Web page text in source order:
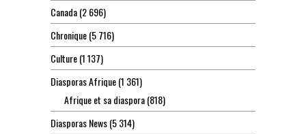
Canada(2 696)
Chronique(5 716)
Culture(1 137)
Diasporas Afrique(1 361)
Afrique et sa diaspora(818)
Diasporas News(5 314)